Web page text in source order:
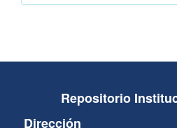
Repositorio
Dirección